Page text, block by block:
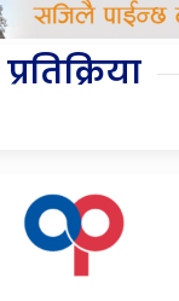
प्रतिक्रिया